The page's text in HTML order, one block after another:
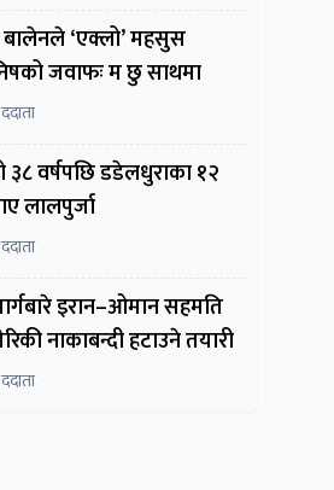
बालेनले ‘एक्लो’ महसुस
जवाफः म छु साथमा
३८ वर्षपछि डडेलधुराका १२
लालपुर्जा
इरान–ओमान सहमति
नाकाबन्दी हटाउने तयारी